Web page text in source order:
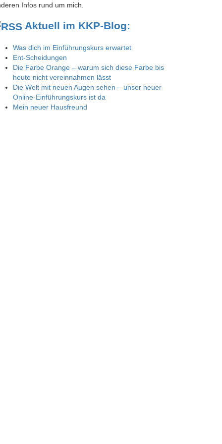
Infos rund um mich.
Aktuell im KKP-Blog:
Was dich im Einführungskurs erwartet
Ent-Scheidungen
Die Farbe Orange – warum sich diese Farbe bis
heute nicht vereinnahmen lässt
Die Welt mit neuen Augen sehen – unser neuer
Online-Einführungskurs ist da
Mein neuer Hausfreund